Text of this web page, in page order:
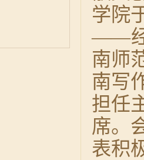
学院
——经
南师
南写
担任
席。
表积